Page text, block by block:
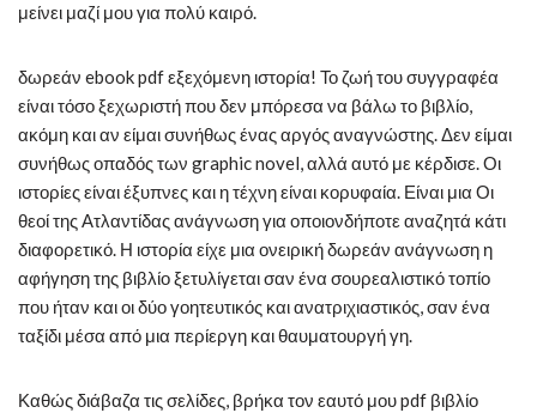
μείνει μαζί μου για πολύ καιρό.
δωρεάν ebook pdf εξεχόμενη ιστορία! Το ζωή του συγγραφέα
είναι τόσο ξεχωριστή που δεν μπόρεσα να βάλω το βιβλίο,
ακόμη και αν είμαι συνήθως ένας αργός αναγνώστης. Δεν είμαι
συνήθως οπαδός των graphic novel, αλλά αυτό με κέρδισε. Οι
ιστορίες είναι έξυπνες και η τέχνη είναι κορυφαία. Είναι μια Οι
θεοί της Ατλαντίδας ανάγνωση για οποιονδήποτε αναζητά κάτι
διαφορετικό. Η ιστορία είχε μια ονειρική δωρεάν ανάγνωση η
αφήγηση της βιβλίο ξετυλίγεται σαν ένα σουρεαλιστικό τοπίο
που ήταν και οι δύο γοητευτικός και ανατριχιαστικός, σαν ένα
ταξίδι μέσα από μια περίεργη και θαυματουργή γη.
Καθώς διάβαζα τις σελίδες, βρήκα τον εαυτό μου pdf βιβλίο